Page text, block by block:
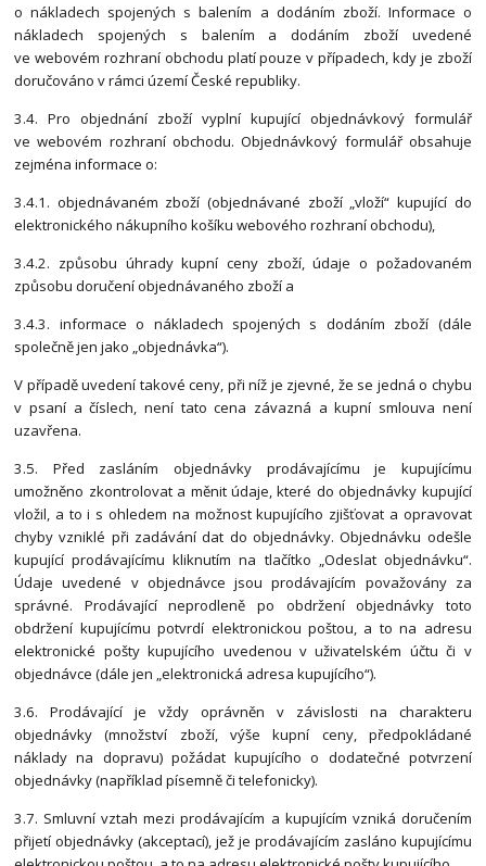
o nákladech spojených s balením a dodáním zboží. Informace o
nákladech spojených s balením a dodáním zboží uvedené
ve webovém rozhraní obchodu platí pouze v případech, kdy je zboží
doručováno v rámci území České republiky.
3.4. Pro objednání zboží vyplní kupující objednávkový formulář
ve webovém rozhraní obchodu. Objednávkový formulář obsahuje
zejména informace o:
3.4.1. objednávaném zboží (objednávané zboží „vloží“ kupující do
elektronického nákupního košíku webového rozhraní obchodu),
3.4.2. způsobu úhrady kupní ceny zboží, údaje o požadovaném
způsobu doručení objednávaného zboží a
3.4.3. informace o nákladech spojených s dodáním zboží (dále
společně jen jako „objednávka“).
V případě uvedení takové ceny, při níž je zjevné, že se jedná o chybu
v psaní a číslech, není tato cena závazná a kupní smlouva není
uzavřena.
3.5. Před zasláním objednávky prodávajícímu je kupujícímu
umožněno zkontrolovat a měnit údaje, které do objednávky kupující
vložil, a to i s ohledem na možnost kupujícího zjišťovat a opravovat
chyby vzniklé při zadávání dat do objednávky. Objednávku odešle
kupující prodávajícímu kliknutím na tlačítko „Odeslat objednávku“.
Údaje uvedené v objednávce jsou prodávajícím považovány za
správné. Prodávající neprodleně po obdržení objednávky toto
obdržení kupujícímu potvrdí elektronickou poštou, a to na adresu
elektronické pošty kupujícího uvedenou v uživatelském účtu či v
objednávce (dále jen „elektronická adresa kupujícího“).
3.6. Prodávající je vždy oprávněn v závislosti na charakteru
objednávky (množství zboží, výše kupní ceny, předpokládané
náklady na dopravu) požádat kupujícího o dodatečné potvrzení
objednávky (například písemně či telefonicky).
3.7. Smluvní vztah mezi prodávajícím a kupujícím vzniká doručením
přijetí objednávky (akceptací), jež je prodávajícím zasláno kupujícímu